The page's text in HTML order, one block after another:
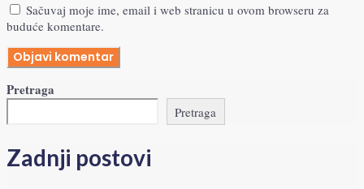
Sačuvaj moje ime, email i web stranicu u ovom browseru za
buduće komentare.
Pretraga
Pretraga
Zadnji postovi